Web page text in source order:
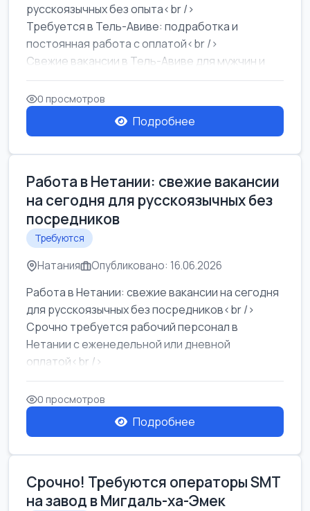
русскоязычных без опыта<br />
Требуется в Тель-Авиве: подработка и
постоянная работа с оплатой<br />
Свежие вакансии в Тель-Авиве для мужчин и
женщин от хозя...
0 просмотров
Подробнее
Работа в Нетании: свежие вакансии
на сегодня для русскоязычных без
посредников
Требуются
Натания Опубликовано: 16.06.2026
Работа в Нетании: свежие вакансии на сегодня
для русскоязычных без посредников<br />
Срочно требуется рабочий персонал в
Нетании с еженедельной или дневной
оплатой<br />
Свежие вакансии в Нетании дл...
0 просмотров
Подробнее
Срочно! Требуются операторы SMT
на завод в Мигдаль-ха-Эмек